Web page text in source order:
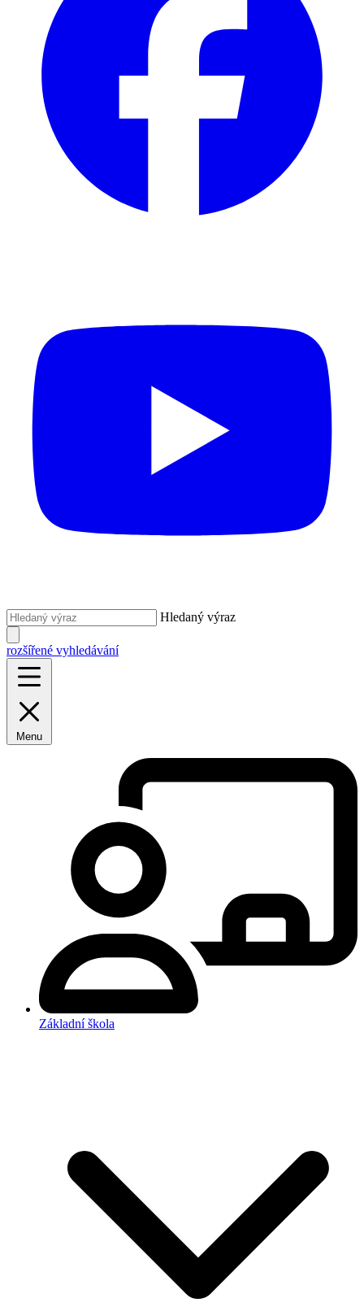
Hledaný výraz
rozšířené vyhledávání
Menu
Základní škola